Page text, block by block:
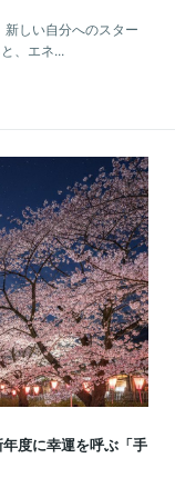
しい自分へのスター
、エネ...
度に幸運を呼ぶ「手